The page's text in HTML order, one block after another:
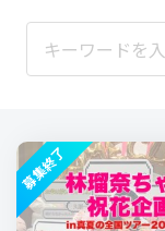
募集終了